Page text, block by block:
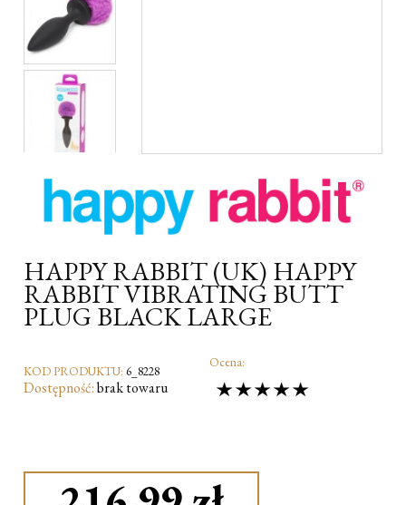
HAPPY RABBIT (UK) HAPPY
RABBIT VIBRATING BUTT
PLUG BLACK LARGE
KOD PRODUKTU: 6_8228
Dostępność:brak towaru
Ocena: